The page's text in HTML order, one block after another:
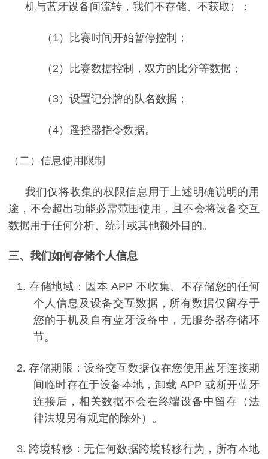
机与蓝牙设备间流转，我们不存储、不获取）：
（1）比赛时间开始暂停控制 ；
（2）比赛数据控制，双方的比分等数据 ；
（3）设置记分牌的队名数据 ；
（4） 遥控器指令数据。
（二）信息使用限制
我们仅将收集的权限信息用于上述明确说明的用
途，不会超出功能必需范围使用，且不会将设备交互
数据用于任何分析、统计或其他额外目的。
三、我们如何存储个人信息
1. 存储地域：因本 APP不收集、不存储您的任何
个人信息及设备交互数据，所有数据仅留存于
您的手机及自有蓝牙设备中，无服务器存储环
节。
2.存储期限：设备交互数据仅在您使用蓝牙连接期
间临时存在于设备本地，卸载 APP或断开蓝牙
连接后，相关数据不会在终端设备中留存（法
律法规另有规定的除外）。
3. 跨境转移：无任何数据跨境转移行为，所有本地